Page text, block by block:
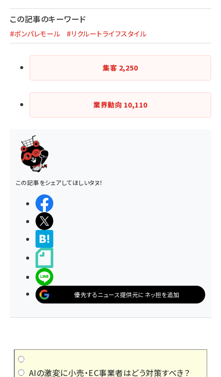
この記事のキーワード
#ポンパレモール #リクルートライフスタイル
集客 2,250
業界動向 10,110
この記事をシェアしてほしいタヌ！
優先するニュース提供元にネッ担を追加
AIの激変に小売・EC事業者はどう対策すべき？